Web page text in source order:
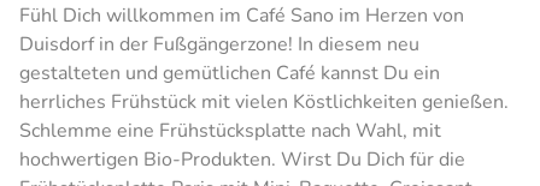
Fühl Dich willkommen im Café Sano im Herzen von
Duisdorf in der Fußgängerzone! In diesem neu
gestalteten und gemütlichen Café kannst Du ein
herrliches Frühstück mit vielen Köstlichkeiten genießen.
Schlemme eine Frühstücksplatte nach Wahl, mit
hochwertigen Bio-Produkten. Wirst Du Dich für die